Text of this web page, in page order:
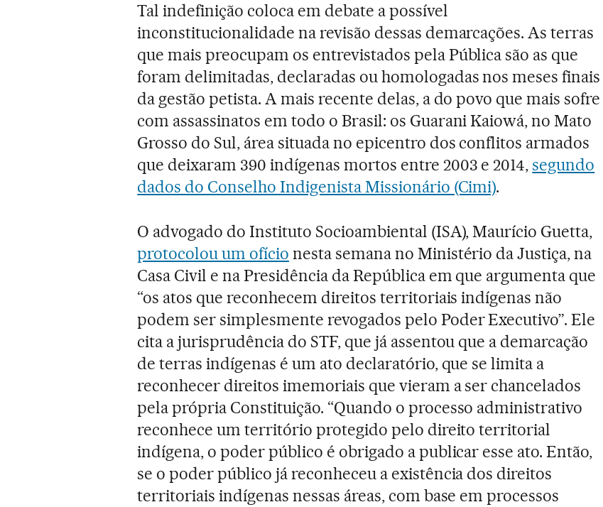
Tal indefinição coloca em debate a possível
inconstitucionalidade na revisão dessas demarcações. As terras
que mais preocupam os entrevistados pela Pública são as que
foram delimitadas, declaradas ou homologadas nos meses finais
da gestão petista. A mais recente delas, a do povo que mais sofre
com assassinatos em todo o Brasil: os Guarani Kaiowá, no Mato
Grosso do Sul, área situada no epicentro dos conflitos armados
que deixaram 390 indígenas mortos entre 2003 e 2014,segundo
dados do Conselho Indigenista Missionário (Cimi).
O advogado do Instituto Socioambiental (ISA), Maurício Guetta,
protocolou um ofício nesta semana no Ministério da Justiça, na
Casa Civil e na Presidência da República em que argumenta que
“os atos que reconhecem direitos territoriais indígenas não
podem ser simplesmente revogados pelo Poder Executivo”. Ele
cita a jurisprudência do STF, que já assentou que a demarcação
de terras indígenas é um ato declaratório, que se limita a
reconhecer direitos imemoriais que vieram a ser chancelados
pela própria Constituição. “Quando o processo administrativo
reconhece um território protegido pelo direito territorial
indígena, o poder público é obrigado a publicar esse ato. Então,
se o poder público já reconheceu a existência dos direitos
territoriais indígenas nessas áreas, com base em processos